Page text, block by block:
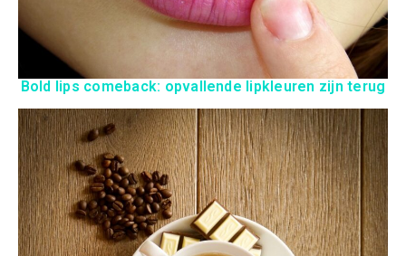
Bold lips comeback: opvallende lipkleuren zijn terug